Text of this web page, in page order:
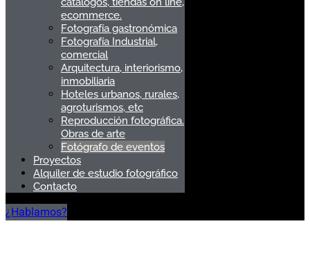
ecommerce.
Fotografía gastronómica
Fotografía Industrial,
comercial
Arquitectura, interiorismo,
inmobiliaria
Hoteles urbanos, rurales,
agroturismos, etc
Reproducción fotográfica.
Obras de arte
Fotógrafo de eventos
Proyectos
Alquiler de estudio fotográfico
Contacto
¿Hablamos?